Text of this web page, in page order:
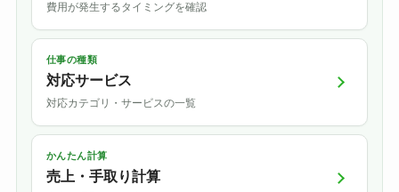
費用が発生するタイミングを確認
仕事の種類
対応サービス
対応カテゴリ・サービスの一覧
かんたん計算
売上・手取り計算